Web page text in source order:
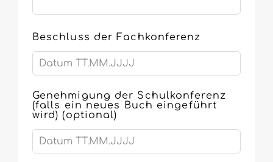
Beschluss der Fachkonferenz
Genehmigung der Schulkonferenz
(falls ein neues Buch eingeführt
wird) (optional)